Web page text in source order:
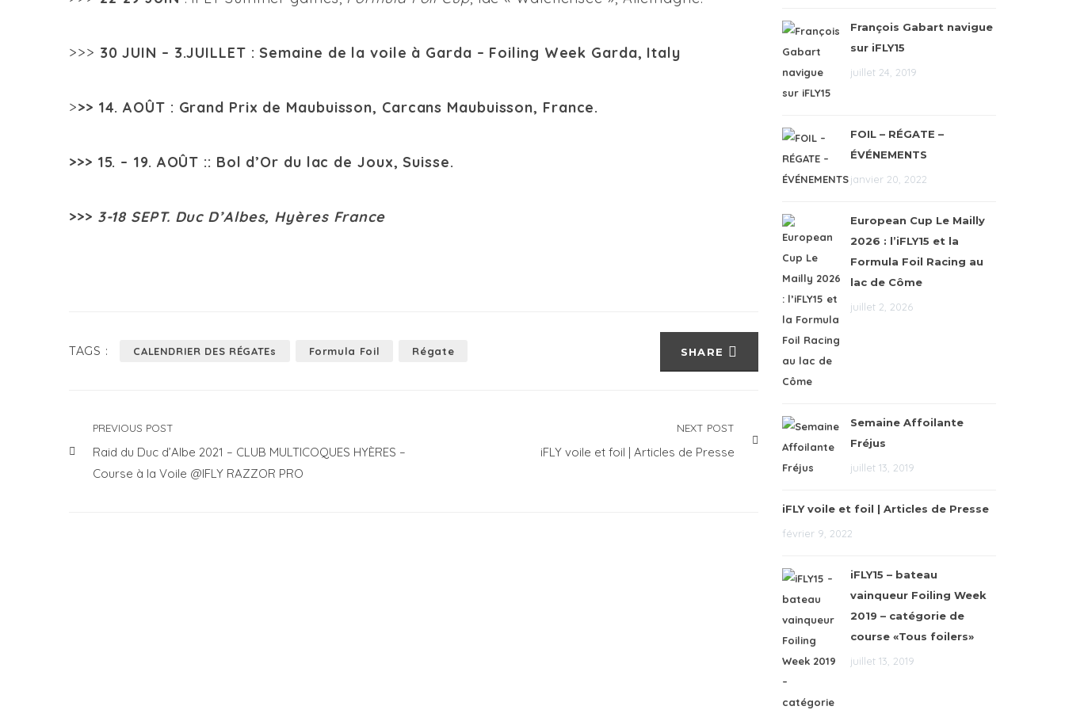
>>> 30 JUIN – 3.JUILLET : Semaine de la voile à Garda – Foiling Week Garda, Italy
>>> 14.AOÛT : Grand Prix de Maubuisson, Carcans Maubuisson, France.
>>> 15. – 19. AOÛT :: Bol d’Or du lac de Joux, Suisse.
>>> 3-18 SEPT. Duc D’Albes, Hyères France
TAGS : CALENDRIER DES RÉGATEs Formula Foil Régate SHARE
PREVIOUS POST
Raid du Duc d’Albe 2021 – CLUB MULTICOQUES HYÈRES –
Course à la Voile @IFLY RAZZOR PRO
NEXT POST
iFLY voile et foil | Articles de Presse
François Gabart navigue
sur iFLY15
juillet 24, 2019
FOIL – RÉGATE –
ÉVÉNEMENTS
janvier 20, 2022
European Cup Le Mailly
2026 : l’iFLY15 et la
Formula Foil Racing au
lac de Côme
juillet 2, 2026
Semaine Affoilante
Fréjus
juillet 13, 2019
iFLY voile et foil | Articles de Presse
février 9, 2022
iFLY15 – bateau
vainqueur Foiling Week
2019 – catégorie de
course «Tous foilers»
juillet 13, 2019